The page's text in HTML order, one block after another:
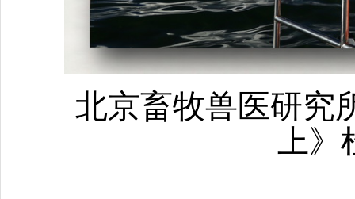
北京畜牧兽医研究
上》